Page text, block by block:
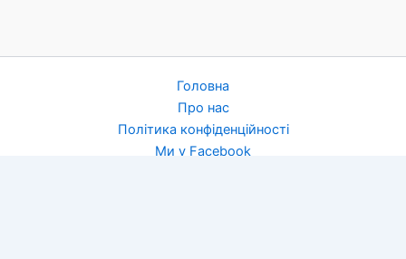
Головна
Про нас
Політика конфіденційності
Ми у Facebook